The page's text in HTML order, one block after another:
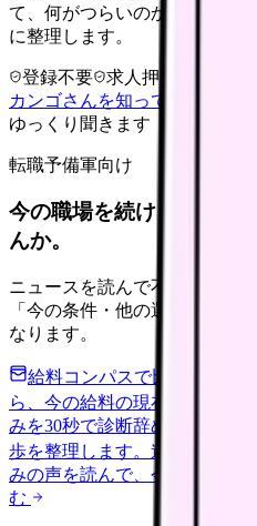
て、何がつらいのか、辞める
に整理します。
登録不要 求人押し売りなし
カンゴさんを知ってから相談す
ゆっくり聞きます
転職予備軍向け
今の職場を続けるか、条
んか。
ニュースを読んで不安が強く
「今の条件・他の選択肢・相
なります。
給料コンパスで比較する
地
ら、今の給料の現在地を確認で
みを30秒で診断辞めるべきか
歩を整理します。 進む 匿
みの声を読んで、今の職場だ
む